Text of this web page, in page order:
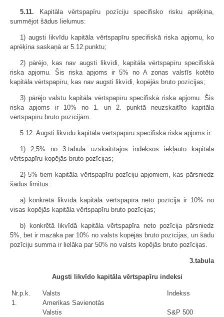
5.11. Kapitāla vērtspapīru pozīciju specifisko risku aprēķina,
summējot šādus lielumus:
1) augsti likvīdu kapitāla vērtspapīru specifiskā riska apjomu, ko
aprēķina saskaņā ar 5.12.punktu;
2) pārējo, kas nav augsti likvīdi, kapitāla vērtspapīru specifiskā
riska apjomu. Šis riska apjoms ir 5% no A zonas valstīs kotēto
kapitāla vērtspapīru, kas nav augsti likvīdi, kopējās bruto pozīcijas;
3) pārējo valstu kapitāla vērtspapīru specifiskā riska apjomu. Šis
riska apjoms ir 10% no 1. un 2. punktā neuzskaitīto kapitāla
vērtspapīru bruto pozīcijām.
5.12. Augsti likvīdu kapitāla vērtspapīru specifiskā riska apjoms ir:
1) 2,5% no 3.tabulā uzskaitītajos indeksos iekļauto kapitāla
vērtspapīru kopējās bruto pozīcijas;
2) 5% tiem kapitāla vērtspapīru pozīciju apjomiem, kas pārsniedz
šādus limitus:
a) konkrētā likvīdā kapitāla vērtspapīra neto pozīcija ir 10% no
visas kopējās kapitāla vērtspapīru bruto pozīcijas;
b) konkrētā likvīdā kapitāla vērtspapīra neto pozīcija pārsniedz
5%, bet ir mazāka par 10% no valsts kopējās bruto pozīcijas, un šādu
pozīciju summa ir lielāka par 50% no valsts kopējās bruto pozīcijas.
3.tabula
Augsti likvīdo kapitāla vērtspapīru indeksi
Nr.p.k. Valsts
Indekss
1.
Amerikas Savienotās
Valstis
S&P 500